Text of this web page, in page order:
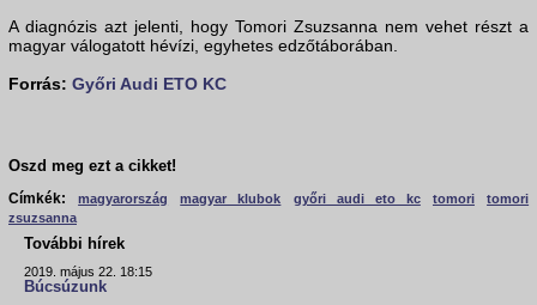
A diagnózis azt jelenti, hogy Tomori Zsuzsanna nem vehet részt a
magyar válogatott hévízi, egyhetes edzőtáborában.
Forrás: Győri Audi ETO KC
Oszd meg ezt a cikket!
Címkék:
magyarország magyar klubok győri audi eto kc tomori
tomori
zsuzsanna
További hírek
2019. május 22. 18:15
Búcsúzunk